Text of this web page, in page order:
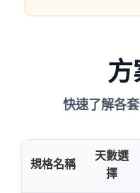
方
快速了解各
規格名稱
天數選
擇